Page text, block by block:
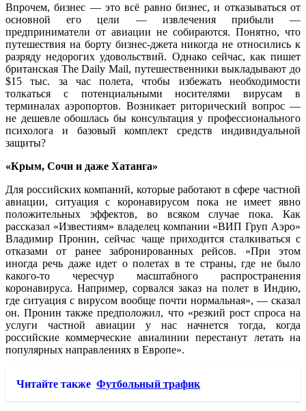
Впрочем, бизнес — это всё равно бизнес, и отказываться от
основной его цели — извлечения прибыли —
предприниматели от авиации не собираются. Понятно, что
путешествия на борту бизнес-джета никогда не относились к
разряду недорогих удовольствий. Однако сейчас, как пишет
британская The Daily Mail, путешественники выкладывают до
$15 тыс. за час полета, чтобы избежать необходимости
толкаться с потенциальными носителями вирусам в
терминалах аэропортов. Возникает риторический вопрос —
не дешевле обошлась бы консультация у профессионального
психолога и базовый комплект средств индивидуальной
защиты?
«Крым, Сочи и даже Хатанга»
Для российских компаний, которые работают в сфере частной
авиации, ситуация с коронавирусом пока не имеет явно
положительных эффектов, во всяком случае пока. Как
рассказал «Известиям» владелец компании «ВИП Груп Аэро»
Владимир Пронин, сейчас чаще приходится сталкиваться с
отказами от ранее забронированных рейсов. «При этом
иногда речь даже идет о полетах в те страны, где не было
какого-то чересчур масштабного распространения
коронавируса. Например, сорвался заказ на полет в Индию,
где ситуация с вирусом вообще почти нормальная», — сказал
он. Пронин также предположил, что «резкий рост спроса на
услуги частной авиации у нас начнется тогда, когда
российские коммерческие авиалинии перестанут летать на
популярных направлениях в Европе».
Читайте также Футбольный трафик